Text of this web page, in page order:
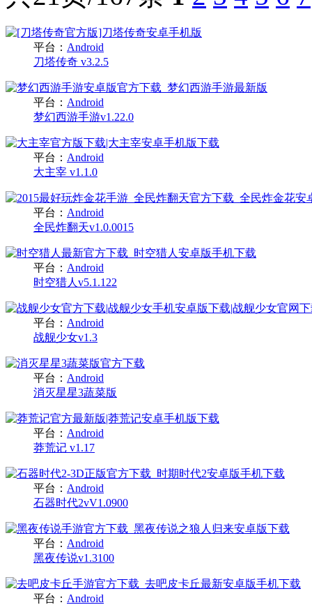
平台： Android
刀塔传奇 v3.2.5
平台： Android
梦幻西游手游v1.22.0
平台： Android
大主宰 v1.1.0
平台： Android
全民炸翻天v1.0.0015
平台： Android
时空猎人v5.1.122
平台： Android
战舰少女v1.3
平台： Android
消灭星星3蔬菜版
平台： Android
莽荒记 v1.17
平台： Android
石器时代2vV1.0900
平台： Android
黑夜传说v1.3100
平台： Android